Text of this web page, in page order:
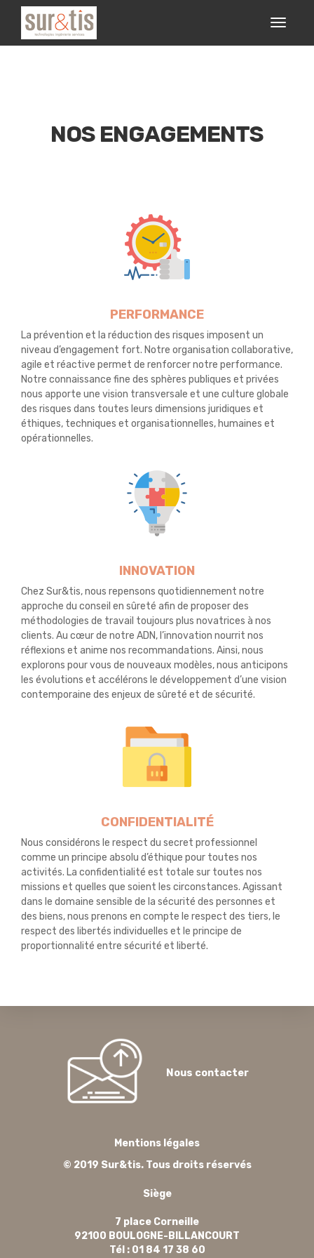
NOS ENGAGEMENTS
PERFORMANCE
La prévention et la réduction des risques imposent un
niveau d’engagement fort. Notre organisation collaborative,
agile et réactive permet de renforcer notre performance.
Notre connaissance fine des sphères publiques et privées
nous apporte une vision transversale et une culture globale
des risques dans toutes leurs dimensions juridiques et
éthiques, techniques et organisationnelles, humaines et
opérationnelles.
INNOVATION
Chez Sur&tis, nous repensons quotidiennement notre
approche du conseil en sûreté afin de proposer des
méthodologies de travail toujours plus novatrices à nos
clients. Au cœur de notre ADN, l’innovation nourrit nos
réflexions et anime nos recommandations. Ainsi, nous
explorons pour vous de nouveaux modèles, nous anticipons
les évolutions et accélérons le développement d’une vision
contemporaine des enjeux de sûreté et de sécurité.
CONFIDENTIALITÉ
Nous considérons le respect du secret professionnel
comme un principe absolu d’éthique pour toutes nos
activités. La confidentialité est totale sur toutes nos
missions et quelles que soient les circonstances. Agissant
dans le domaine sensible de la sécurité des personnes et
des biens, nous prenons en compte le respect des tiers, le
respect des libertés individuelles et le principe de
proportionnalité entre sécurité et liberté.
Nous contacter
Mentions légales
© 2019 Sur&tis. Tous droits réservés
Siège
7 place Corneille
92100 BOULOGNE-BILLANCOURT
Tél : 01 84 17 38 60